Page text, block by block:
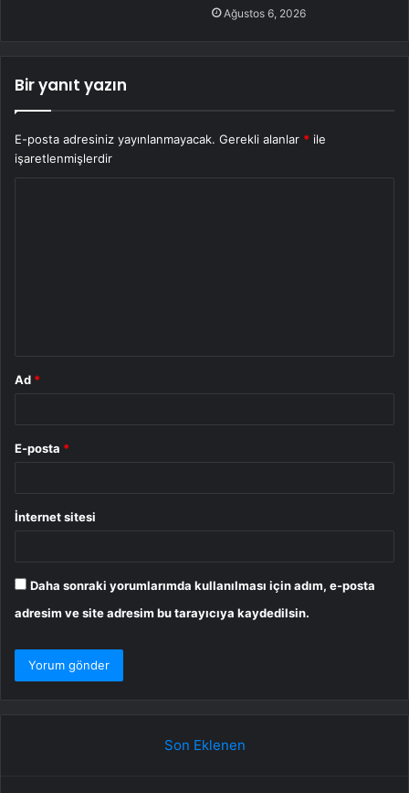
Ağustos 6, 2026
Bir yanıt yazın
E-posta adresiniz yayınlanmayacak. Gerekli alanlar * ile
işaretlenmişlerdir
Ad *
E-posta *
İnternet sitesi
Daha sonraki yorumlarımda kullanılması için adım, e-posta
adresim ve site adresim bu tarayıcıya kaydedilsin.
Son Eklenen